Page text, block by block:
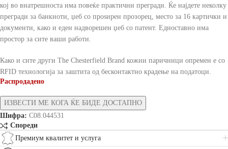
кој во внатрешноста има повеќе практични прегради. Ќе најдете неколку
прегради за банкноти, џеб со проѕирен прозорец, место за 16 картички и
документи, како и еден надворешен џеб со патент. Едноставно има
простор за сите ваши работи.
Како и сите други The Chesterfield Brand кожни паричници опремен е со
RFID технологија за заштита од бесконтактно крадење на податоци.
Распродадено
Шифра: C08.044531
Спореди
Премиум квалитет и услуга